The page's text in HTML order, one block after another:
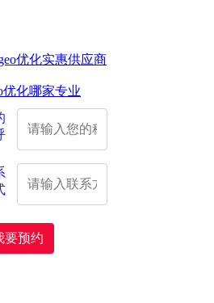
优化实惠供应商
优化哪家专业
要预约